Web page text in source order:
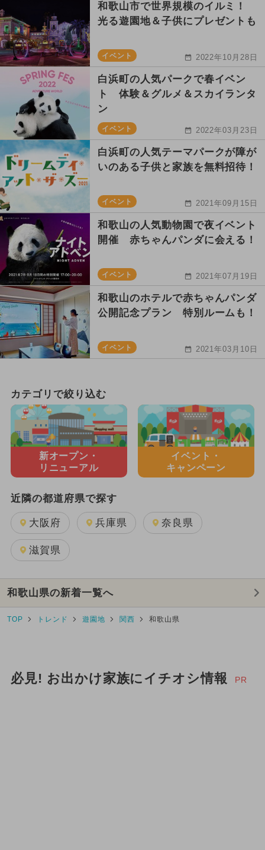
和歌山市で世界規模のイルミ！
光る遊園地＆子供にプレゼントも
イベント 2022年10月28日
白浜町の人気パークで春イベン
ト 体験＆グルメ＆スカイランタ
ン
イベント 2022年03月23日
白浜町の人気テーマパークが障が
いのある子供と家族を無料招待！
イベント 2021年09月15日
和歌山の人気動物園で夜イベント
開催 赤ちゃんパンダに会える！
イベント 2021年07月19日
和歌山のホテルで赤ちゃんパンダ
公開記念プラン 特別ルームも！
イベント 2021年03月10日
カテゴリで絞り込む
新オープン・
リニューアル
イベント・
キャンペーン
近隣の都道府県で探す
大阪府 兵庫県 奈良県
滋賀県
和歌山県の新着一覧へ
TOP トレンド 遊園地 関西 和歌山県
必見! お出かけ家族にイチオシ情報 PR